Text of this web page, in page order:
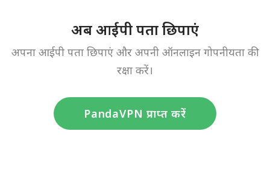
अब आईपी पता छिपाएं
अपना आईपी पता छिपाएं और अपनी ऑनलाइन गोपनीयता की
रक्षा करें।
PandaVPN प्राप्त करें